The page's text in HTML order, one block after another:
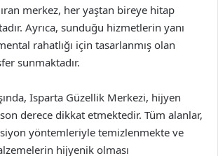
merkez, her yaştan bireye hitap
Ayrıca, sunduğu hizmetlerin yanı
rahatlığı için tasarlanmış olan
sunmaktadır.
Isparta Güzellik Merkezi, hijyen
derece dikkat etmektedir. Tüm alanlar,
yöntemleriyle temizlenmekte ve
hijyenik olması